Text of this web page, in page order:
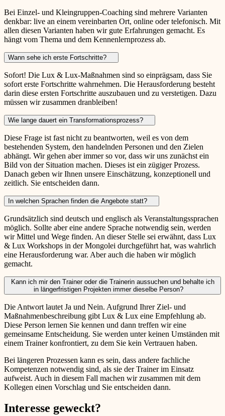
Bei Einzel- und Kleingruppen-Coaching sind mehrere Varianten
denkbar: live an einem vereinbarten Ort, online oder telefonisch. Mit
allen diesen Varianten haben wir gute Erfahrungen gemacht. Es
hängt vom Thema und dem Kennenlernprozess ab.
Wann sehe ich erste Fortschritte?
Sofort! Die Lux & Lux-Maßnahmen sind so einprägsam, dass Sie
sofort erste Fortschritte wahrnehmen. Die Herausforderung besteht
darin diese ersten Fortschritte auszubauen und zu verstetigen. Dazu
müssen wir zusammen dranbleiben!
Wie lange dauert ein Transformationsprozess?
Diese Frage ist fast nicht zu beantworten, weil es von dem
bestehenden System, den handelnden Personen und den Zielen
abhängt. Wir gehen aber immer so vor, dass wir uns zunächst ein
Bild von der Situation machen. Dieses ist ein zügiger Prozess.
Danach geben wir Ihnen unsere Einschätzung, konzeptionell und
zeitlich. Sie entscheiden dann.
In welchen Sprachen finden die Angebote statt?
Grundsätzlich sind deutsch und englisch als Veranstaltungssprachen
möglich. Sollte aber eine andere Sprache notwendig sein, werden
wir Mittel und Wege finden. An dieser Stelle sei erwähnt, dass Lux
& Lux Workshops in der Mongolei durchgeführt hat, was wahrlich
eine Herausforderung war. Aber auch die haben wir möglich
gemacht.
Kann ich mir den Trainer oder die Trainerin aussuchen und behalte ich
in längerfristigen Projekten immer dieselbe Person?
Die Antwort lautet Ja und Nein. Aufgrund Ihrer Ziel- und
Maßnahmenbeschreibung gibt Lux & Lux eine Empfehlung ab.
Diese Person lernen Sie kennen und dann treffen wir eine
gemeinsame Entscheidung. Sie werden unter keinen Umständen mit
einem Trainer konfrontiert, zu dem Sie kein Vertrauen haben.
Bei längeren Prozessen kann es sein, dass andere fachliche
Kompetenzen notwendig sind, als sie der Trainer im Einsatz
aufweist. Auch in diesem Fall machen wir zusammen mit dem
Kollegen einen Vorschlag und Sie entscheiden dann.
Interesse geweckt?